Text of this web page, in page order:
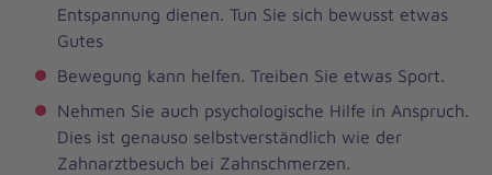
Entspannung dienen. Tun Sie sich bewusst etwas
Gutes
Bewegung kann helfen. Treiben Sie etwas Sport.
Nehmen Sie auch psychologische Hilfe in Anspruch.
Dies ist genauso selbstverständlich wie der
Zahnarztbesuch bei Zahnschmerzen.